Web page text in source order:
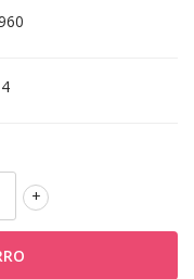
4
+